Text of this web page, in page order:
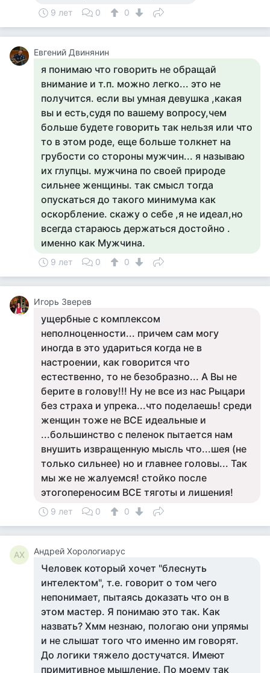
9 лет 0 0
Евгений Двинянин
я понимаю что говорить не обращай
внимание и т.п. можно легко... это не
получится. если вы умная девушка ,какая
вы и есть,судя по вашему вопросу,чем
больше будете говорить так нельзя или что
то в этом роде, еще больше толкнет на
грубости со стороны мужчин... я называю
их глупцы. мужчина по своей природе
сильнее женщины. так смысл тогда
опускаться до такого минимума как
оскорбление. скажу о себе ,я не идеал,но
всегда стараюсь держаться достойно .
именно как Мужчина.
9 лет 0 0
Игорь Зверев
ущербные с комплексом
неполноценности... причем сам могу
иногда в это удариться когда не в
настроении, как говорится что
естественно, то не безобразно... А Вы не
берите в голову!!! Ну не все из нас Рыцари
без страха и упрека...что поделаешь! среди
женщин тоже не ВСЕ идеальные и
...большинство с пеленок пытается нам
внушить извращенную мысль что...шея (не
только сильнее) но и главнее головы... Так
мы же не жалуемся! стойко после
этогопереносим ВСЕ тяготы и лишения!
9 лет 0 0
АХ Андрей Хорологиарус
Человек который хочет "блеснуть
интелектом", т.е. говорит о том чего
непонимает, пытаясь доказать что он в
этом мастер. Я понимаю это так. Как
назвать? Хмм незнаю, пологаю они упрямы
и не слышат того что именно им говорят.
До логики тяжело достучатся. Имеют
примитивное мышление. По моему так